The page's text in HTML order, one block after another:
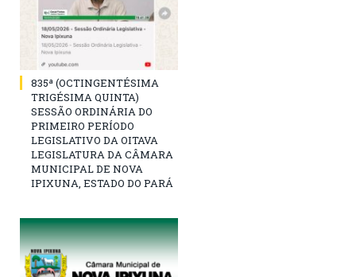
835ª (OCTINGENTÉSIMA
TRIGÉSIMA QUINTA)
SESSÃO ORDINÁRIA DO
PRIMEIRO PERÍODO
LEGISLATIVO DA OITAVA
LEGISLATURA DA CÂMARA
MUNICIPAL DE NOVA
IPIXUNA, ESTADO DO PARÁ